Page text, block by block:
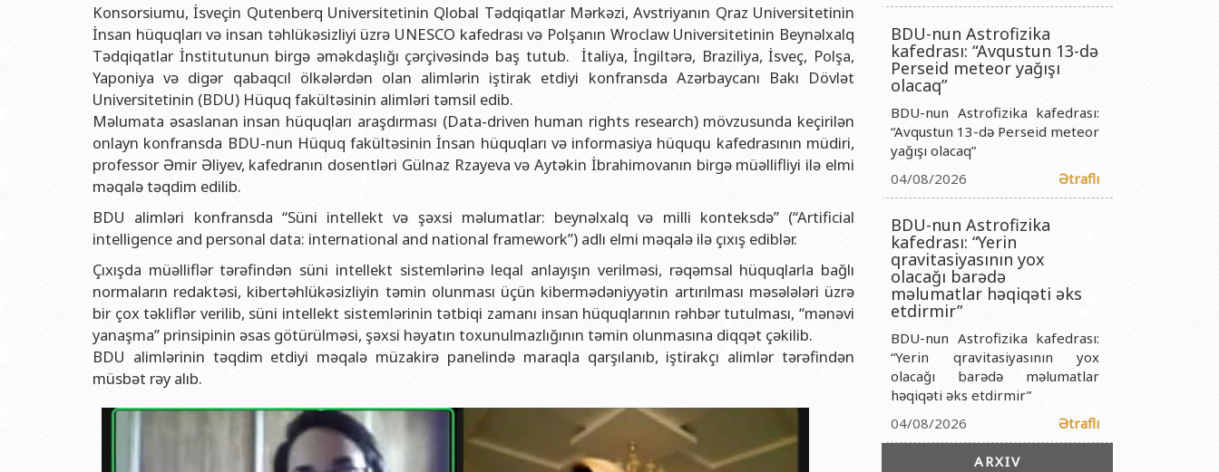
Rektorlarımız
BDU-nun məzunları
Fəxri doktorlarımız
BDU-da təhsil
BDU-da tədris olunan ixtisaslar
Universitet tarixinin ən mühüm hadisələri
Humanitar məsələlər və gənclər siyasəti şöbəsi
İnsan resursları və hüquq şöbəsi
Sənədlər və Müraciətlərlə iş şöbəsi
Maliyyə və təminat Departamenti
Keyfiyyətin təminatı, monitorinq şöbəsi
Psixoloji Yardım Sektoru
İdman-sağlamlıq Mərkəzi
BDU-nun Nəşr Evi
Coğrafiya fakültəsi
Geologiya fakültəsi
Filologiya fakültəsi
Tarix fakültəsi
Beynəlxalq münasibətlər və iqtisadiyyat fakültəsi
Hüquq fakültəsi
İnformasiya və sənəd menecmenti fakültəsi
Şərqşünasliq fakültəsi
Sosial elmlər və psixologiya fakültəsi
Azərbaycan Respublikasının Elm və Təhsil Nazirliyinin Fizika İnstitutu Publik Hüquqi Şəxsi
Azərbaycan Respublikasının Elm və Təhsil Nazirliyinin Riyaziyyat İnstitutu Publik Hüquqi Şəxsi
Azərbaycan Respublikasının Elm və Təhsil Nazirliyinin Kimya İnstitutu Publik Hüquqi Şəxsi
Azərbaycan Respublikasının Elm və Təhsil Nazirliyinin Molekulyar Biologiya İnstitutu Publik Hüquqi Şəxsi
Konsorsiumu, İsveçin Qutenberq Universitetinin Qlobal Tədqiqatlar Mərkəzi, Avstriyanın Qraz Universitetinin
İnsan hüquqları və insan təhlükəsizliyi üzrə UNESCO kafedrası və Polşanın Wroclaw Universitetinin Beynəlxalq
Tədqiqatlar İnstitutunun birgə əməkdaşlığı çərçivəsində baş tutub. İtaliya, İngiltərə, Braziliya, İsveç, Polşa,
Yaponiya və digər qabaqcıl ölkələrdən olan alimlərin iştirak etdiyi konfransda Azərbaycanı Bakı Dövlət
Universitetinin (BDU) Hüquq fakültəsinin alimləri təmsil edib.
Məlumata əsaslanan insan hüquqları araşdırması (Data-driven human rights research) mövzusunda keçirilən
onlayn konfransda BDU-nun Hüquq fakültəsinin İnsan hüquqları və informasiya hüququ kafedrasının müdiri,
professor Əmir Əliyev, kafedranın dosentləri Gülnaz Rzayeva və Aytəkin İbrahimovanın birgə müəllifliyi ilə elmi
məqalə təqdim edilib.
BDU alimləri konfransda “Süni intellekt və şəxsi məlumatlar: beynəlxalq və milli konteksdə” (“Artificial
intelligence and personal data: international and national framework”) adlı elmi məqalə ilə çıxış ediblər.
Çıxışda müəlliflər tərəfindən süni intellekt sistemlərinə leqal anlayışın verilməsi, rəqəmsal hüquqlarla bağlı
normaların redaktəsi, kibertəhlükəsizliyin təmin olunması üçün kibermədəniyyətin artırılması məsələləri üzrə
bir çox təkliflər verilib, süni intellekt sistemlərinin tətbiqi zamanı insan hüquqlarının rəhbər tutulması, “mənəvi
yanaşma” prinsipinin əsas götürülməsi, şəxsi həyatın toxunulmazlığının təmin olunmasına diqqət çəkilib.
BDU alimlərinin təqdim etdiyi məqalə müzakirə panelində maraqla qarşılanıb, iştirakçı alimlər tərəfindən
müsbət rəy alıb.
BDU-nun Astrofizika
kafedrası: “Avqustun 13-də
Perseid meteor yağışı
olacaq”
BDU-nun Astrofizika kafedrası:
“Avqustun 13-də Perseid meteor
yağışı olacaq”
04/08/2026
Ətraflı
BDU-nun Astrofizika
kafedrası: “Yerin
qravitasiyasının yox
olacağı barədə
məlumatlar həqiqəti əks
etdirmir”
BDU-nun Astrofizika kafedrası:
“Yerin qravitasiyasının yox
olacağı barədə məlumatlar
həqiqəti əks etdirmir”
04/08/2026
Ətraflı
ARXIV